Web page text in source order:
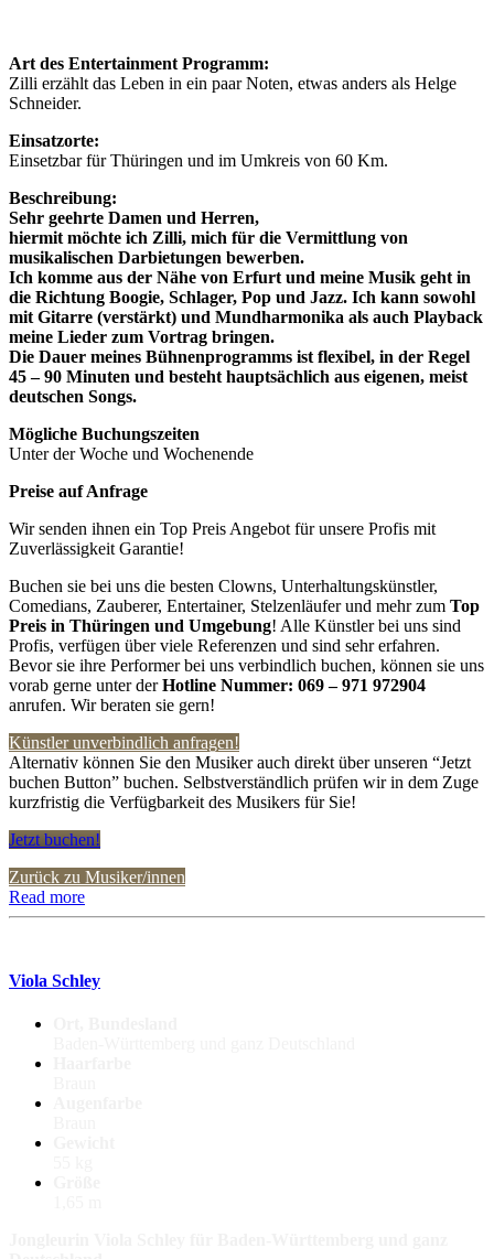
Art des Entertainment Programm:
Zilli erzählt das Leben in ein paar Noten, etwas anders als Helge
Schneider.
Einsatzorte:
Einsetzbar für Thüringen und im Umkreis von 60 Km.
Beschreibung:
Sehr geehrte Damen und Herren,
hiermit möchte ich Zilli, mich für die Vermittlung von
musikalischen Darbietungen bewerben.
Ich komme aus der Nähe von Erfurt und meine Musik geht in
die Richtung Boogie, Schlager, Pop und Jazz. Ich kann sowohl
mit Gitarre (verstärkt) und Mundharmonika als auch Playback
meine Lieder zum Vortrag bringen.
Die Dauer meines Bühnenprogramms ist flexibel, in der Regel
45 – 90 Minuten und besteht hauptsächlich aus eigenen, meist
deutschen Songs.
Mögliche Buchungszeiten
Unter der Woche und Wochenende
Preise auf Anfrage
Wir senden ihnen ein Top Preis Angebot für unsere Profis mit
Zuverlässigkeit Garantie!
Buchen sie bei uns die besten Clowns, Unterhaltungskünstler,
Comedians, Zauberer, Entertainer, Stelzenläufer und mehr zum Top
Preis in Thüringen und Umgebung! Alle Künstler bei uns sind
Profis, verfügen über viele Referenzen und sind sehr erfahren.
Bevor sie ihre Performer bei uns verbindlich buchen, können sie uns
vorab gerne unter derHotline Nummer: 069 – 971 972904
anrufen. Wir beraten sie gern!
Künstler unverbindlich anfragen!
Alternativ können Sie den Musiker auch direkt über unseren “Jetzt
buchen Button” buchen. Selbstverständlich prüfen wir in dem Zuge
kurzfristig die Verfügbarkeit des Musikers für Sie!
Jetzt buchen!
Zurück zu Musiker/innen
Read more
Viola Schley